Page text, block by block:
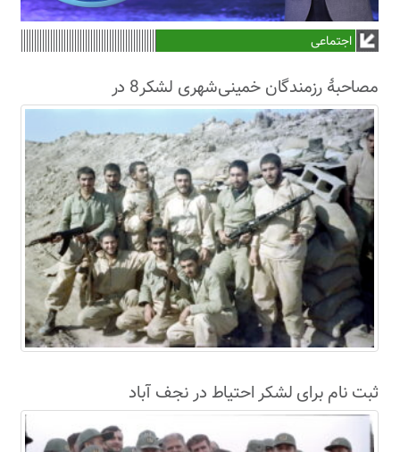
اجتماعی
مصاحبۀ رزمندگان خمینی‌شهری لشکر8 در
سال63+فیلم
ثبت نام برای لشکر احتیاط در نجف آباد